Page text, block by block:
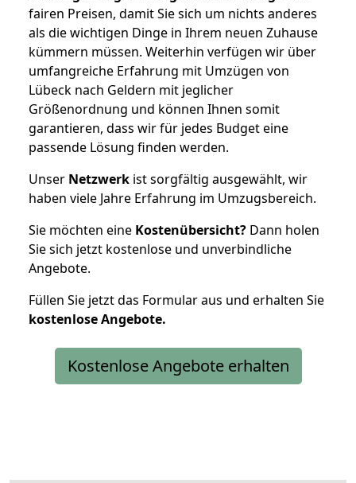
fairen Preisen, damit Sie sich um nichts anderes
als die wichtigen Dinge in Ihrem neuen Zuhause
kümmern müssen. Weiterhin verfügen wir über
umfangreiche Erfahrung mit Umzügen von
Lübeck nach Geldern mit jeglicher
Größenordnung und können Ihnen somit
garantieren, dass wir für jedes Budget eine
passende Lösung finden werden.
Unser Netzwerk ist sorgfältig ausgewählt, wir
haben viele Jahre Erfahrung im Umzugsbereich.
Sie möchten eine Kostenübersicht? Dann holen
Sie sich jetzt kostenlose und unverbindliche
Angebote.
Füllen Sie jetzt das Formular aus und erhalten Sie
kostenloseAngebote.
Kostenlose Angebote erhalten